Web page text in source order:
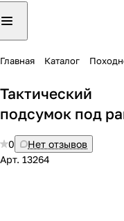
Главная Каталог
Тактический
подсумок под
0
Нет отзывов
Арт. 13264